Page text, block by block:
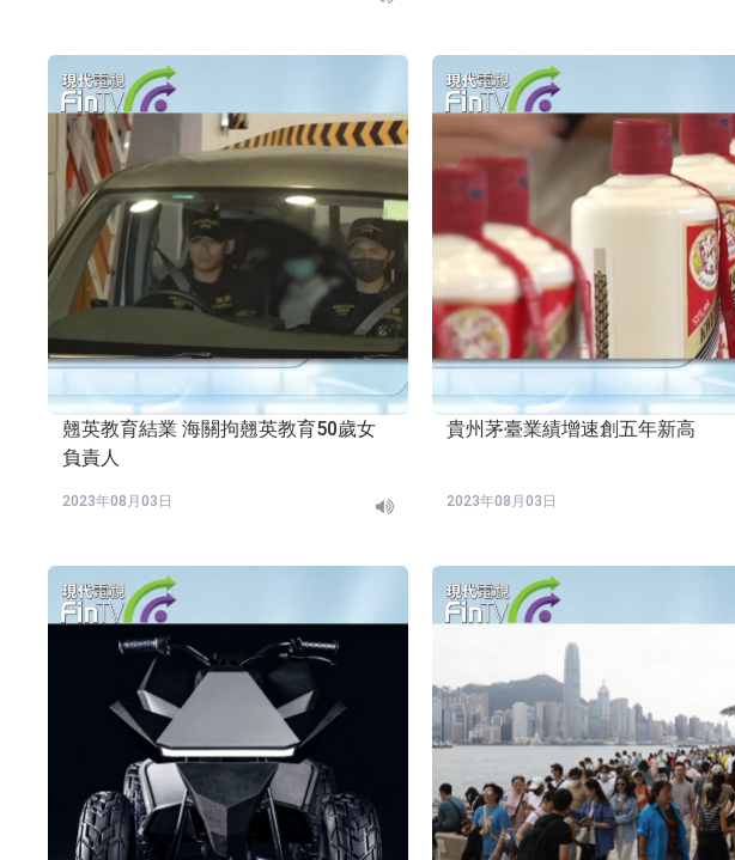
翹英教育結業 海關拘翹英教育50歲女
負責人
2023年08月03日
貴州茅臺業績增速創五年新高
2023年08月03日